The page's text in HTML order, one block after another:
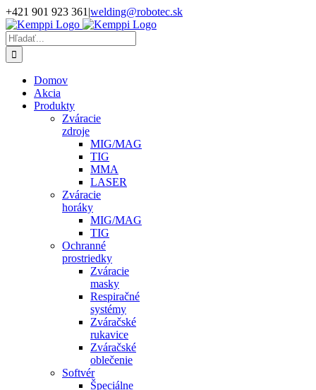
Skip
to
content
+421 901 923 361 |welding@robotec.sk
Facebook
Instagram
YouTube
LinkedIn
X
Hľadať:
Domov
Akcia
Produkty
Zváracie
zdroje
MIG/MAG
TIG
MMA
LASER
Zváracie
horáky
MIG/MAG
TIG
Ochranné
prostriedky
Zváracie
masky
Respiračné
systémy
Zváračské
rukavice
Zváračské
oblečenie
Softvér
Špeciálne